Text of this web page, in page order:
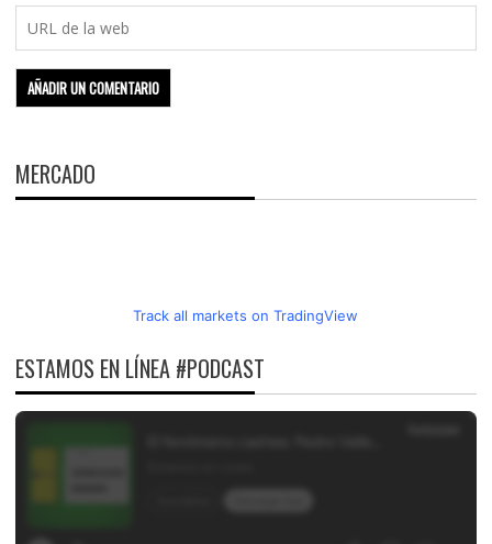
MERCADO
Track all markets on TradingView
ESTAMOS EN LÍNEA #PODCAST